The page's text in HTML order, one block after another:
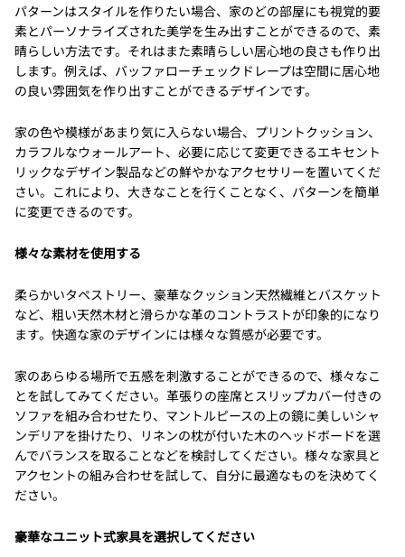
パターンはスタイルを作りたい場合、家のどの部屋にも視覚的要
素とパーソナライズされた美学を生み出すことができるので、素
晴らしい方法です。それはまた素晴らしい居心地の良さも作り出
します。例えば、バッファローチェックドレープは空間に居心地
の良い雰囲気を作り出すことができるデザインです。
家の色や模様があまり気に入らない場合、プリントクッション、
カラフルなウォールアート、必要に応じて変更できるエキセント
リックなデザイン製品などの鮮やかなアクセサリーを置いてくだ
さい。これにより、大きなことを行くことなく、パターンを簡単
に変更できるのです。
様々な素材を使用する
柔らかいタペストリー、豪華なクッション天然繊維とバスケット
など、粗い天然木材と滑らかな革のコントラストが印象的になり
ます。快適な家のデザインには様々な質感が必要です。
家のあらゆる場所で五感を刺激することができるので、様々なこ
とを試してみてください。革張りの座席とスリップカバー付きの
ソファを組み合わせたり、マントルピースの上の鏡に美しいシャ
ンデリアを掛けたり、リネンの枕が付いた木のヘッドボードを選
んでバランスを取ることなどを検討してください。様々な家具と
アクセントの組み合わせを試して、自分に最適なものを決めてく
ださい。
豪華なユニット式家具を選択してください